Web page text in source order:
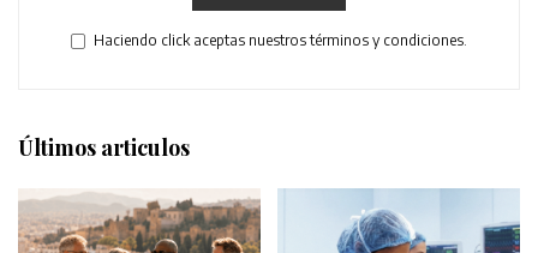
Haciendo click aceptas nuestros términos y condiciones.
Últimos articulos